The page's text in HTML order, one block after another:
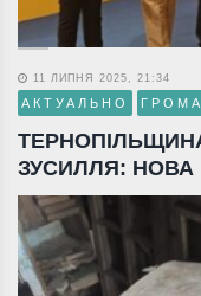
11 ЛИПНЯ 2025, 21:34
АКТУАЛЬНО
ЗУСИЛЛЯ: НОВА